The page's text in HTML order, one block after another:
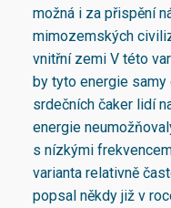
možná i za přispění
mimozemských
vnitřní zemi V této
by tyto energie
srdečních čaker lidí
energie
s nízkými
varianta relativně
popsal někdy již v